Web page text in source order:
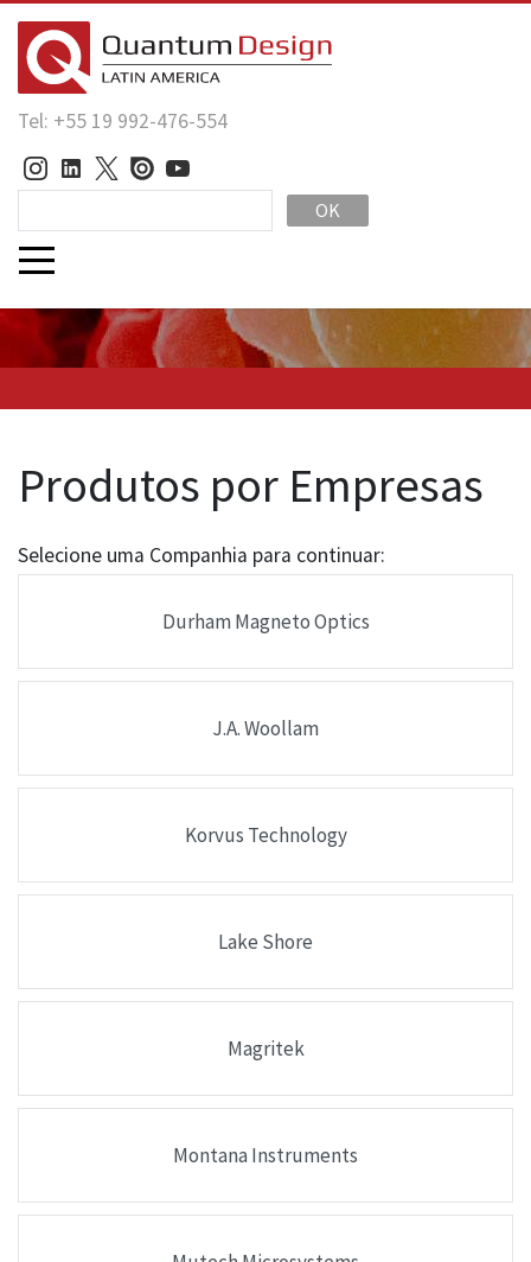
Tel: +55 19 992-476-554
OK
Produtos por Empresas
Selecione uma Companhia para continuar:
Durham Magneto Optics
J.A. Woollam
Korvus Technology
Lake Shore
Magritek
Montana Instruments